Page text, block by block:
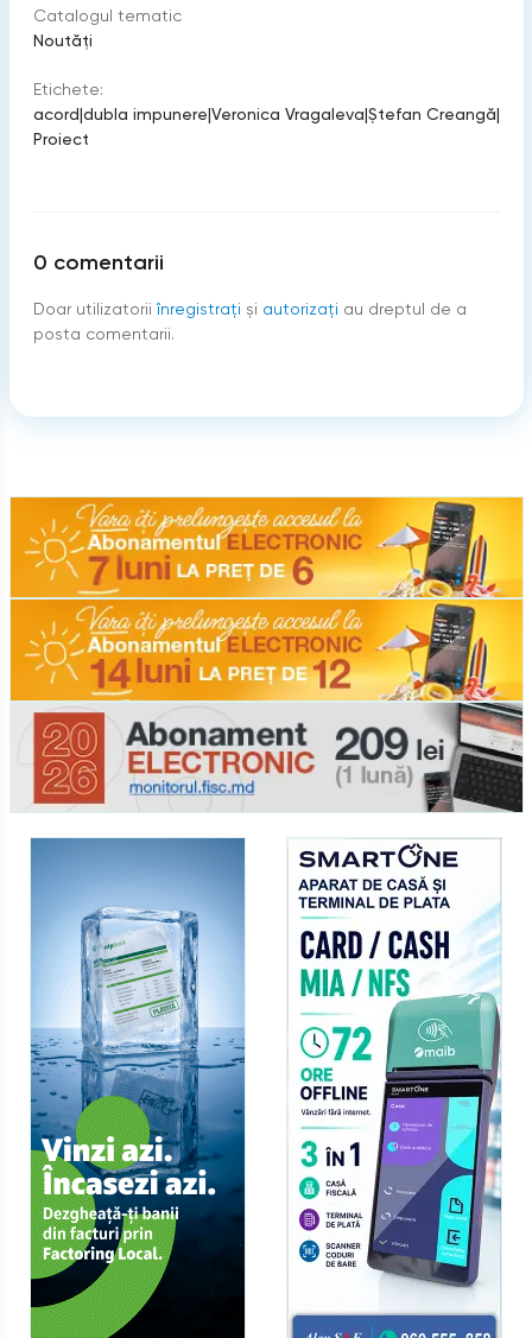
Catalogul tematic
Noutăți
Etichete:
acord|dubla impunere|Veronica Vragaleva|Ștefan Creangă|
Proiect
0 comentarii
Doar utilizatorii înregistraţi şi autorizați au dreptul de a
posta comentarii.